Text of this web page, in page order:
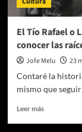
El Tío Rafael o
conocer las
Jofe Melu 23
Contaré la
mismo que
Leer másLeer